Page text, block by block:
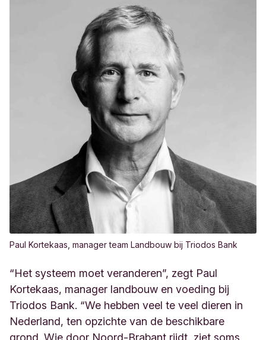
Paul Kortekaas, manager team Landbouw bij Triodos Bank
“Het systeem moet veranderen”, zegt Paul
Kortekaas, manager landbouw en voeding bij
Triodos Bank. “We hebben veel te veel dieren in
Nederland, ten opzichte van de beschikbare
grond. Wie door Noord-Brabant rijdt, ziet soms